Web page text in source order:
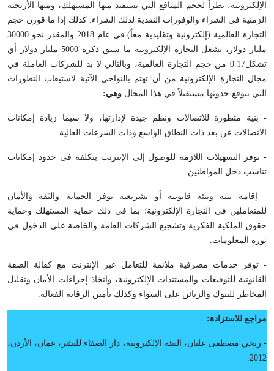
الإلكترونية، نظراً لحجم المنافع التي يستفيد منها المستهلك، ومنها الأريحية
الزمنية في الشراء والوفورات النقدية لذلك الشراء. كذلك إذا ما قورن حجم
التجارة العالمية (إلكترونية وتقليدية معاً) في عام 2018 والمقدر نحو 30000
مليار دولار، تشغل التجارة الإلكترونية ما سبق ذكره 5000 مليار دولار أي
تشكل0.17 من حجم التجارة العالمية، وبالتالي لا بد للشركات العاملة في
مجال التجارة الإلكترونية من أن تهتم بالنواحي الآتية لاستيعاب التطورات
التي يتوقع حدوثها مستقبلاً في هذا المجال وهي:
- بنية متطورة للاتصالات ونظم جيدة لإدارتها، ولا سيما زيادة إمكانات
الاتصالات عن بعد ذات النطاق الواسع وذات السرعات العالية.
- توفر التسهيلات اللازمة للوصول إلى الإنترنت بتكلفة فى حدود إمكانات
تناسب دخل المواطنين.
- إقامة بنية وبيئة قانونية أو تشريعية توفر الحماية والثقة والأمان
للمتعاملين فى التجارة الإلكترونية؛ بما فى ذلك حماية المستهلك وحماية
حقوق الملكية الفكرية وتشجيع الشركات العامة والخاصة على الدخول فى
ثورة المعلومات.
- توفر خدمات مصرفية ملائمة للتعامل عبر الإنترنت مع كفالة الصفة
القانونية للتوقيعات والمستندات الإلكترونية، واتخاذ إجراءات الأمان وتقليل
المخاطر للبنوك والزبائن على السواء وكذلك تأمين الرقابة الفعالة.
مراجع للاستزادة:
- ربحي مصطفى عليان، البيئة الإلكترونية، دار الصفاء للنشر، عمان، الأردن،
2012.